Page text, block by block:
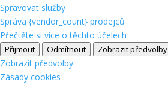
Spravovat služby
Správa {vendor_count} prodejců
Přečtěte si více o těchto účelech
Přijmout Odmítnout Zobrazit předvolby
Zobrazit předvolby
Zásady cookies